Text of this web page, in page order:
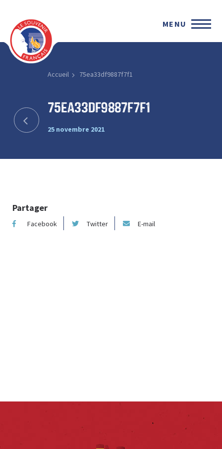
MENU
Accueil 75ea33df9887f7f1
75ea33df9887f7f1
25 novembre 2021
Partager
Facebook Twitter E-mail